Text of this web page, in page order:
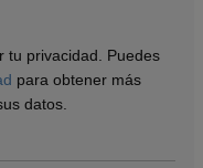
tu privacidad. Puedes
para obtener más
datos.